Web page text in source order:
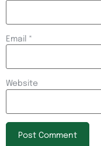
Email *
Website